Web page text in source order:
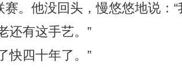
赛。他没回头，慢悠悠地说：
还有这手艺。”
快四十年了。”